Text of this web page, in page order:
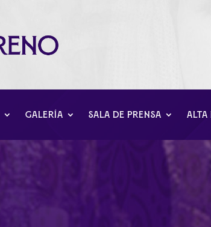
GALERÍA SALA DE PRENSA ALTA
Nuestro Padre